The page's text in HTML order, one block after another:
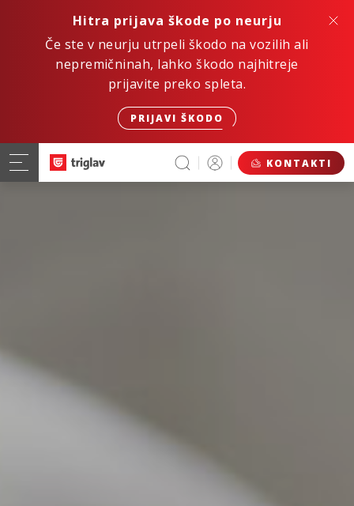
Hitra prijava škode po neurju
Če ste v neurju utrpeli škodo na vozilih ali
nepremičninah, lahko škodo najhitreje
prijavite preko spleta.
PRIJAVI ŠKODO
KONTAKTI